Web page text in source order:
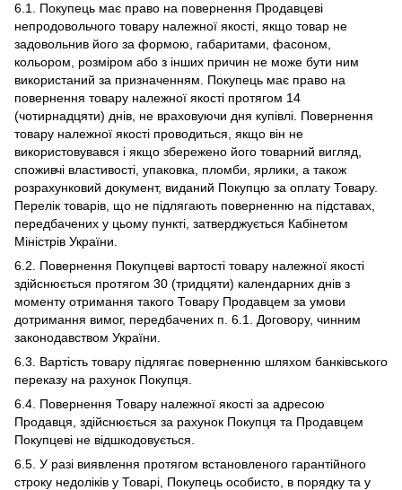
6.1. Покупець має право на повернення Продавцеві
непродовольчого товару належної якості, якщо товар не
задовольнив його за формою, габаритами, фасоном,
кольором, розміром або з інших причин не може бути ним
використаний за призначенням. Покупець має право на
повернення товару належної якості протягом 14
(чотирнадцяти) днів, не враховуючи дня купівлі. Повернення
товару належної якості проводиться, якщо він не
використовувався і якщо збережено його товарний вигляд,
споживчі властивості, упаковка, пломби, ярлики, а також
розрахунковий документ, виданий Покупцю за оплату Товару.
Перелік товарів, що не підлягають поверненню на підставах,
передбачених у цьому пункті, затверджується Кабінетом
Міністрів України.
6.2. Повернення Покупцеві вартості товару належної якості
здійснюється протягом 30 (тридцяти) календарних днів з
моменту отримання такого Товару Продавцем за умови
дотримання вимог, передбачених п. 6.1. Договору, чинним
законодавством України.
6.3. Вартість товару підлягає поверненню шляхом банківського
переказу на рахунок Покупця.
6.4. Повернення Товару належної якості за адресою
Продавця, здійснюється за рахунок Покупця та Продавцем
Покупцеві не відшкодовується.
6.5. У разі виявлення протягом встановленого гарантійного
строку недоліків у Товарі, Покупець особисто, в порядку та у